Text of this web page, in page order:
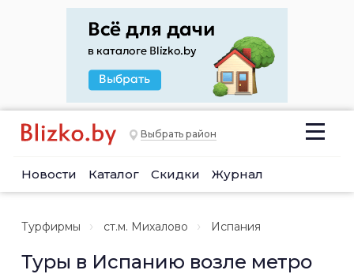
Выбрать район
Новости Каталог Скидки Журнал
Турфирмы ст.м. Михалово Испания
Туры в Испанию возле метро